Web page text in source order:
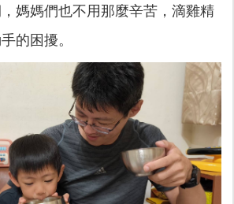
媽媽們也不用那麼辛苦，滴雞精
的困擾。